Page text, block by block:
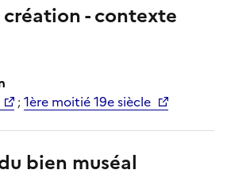
- contexte
;1ère moitié 19e siècle
bien muséal